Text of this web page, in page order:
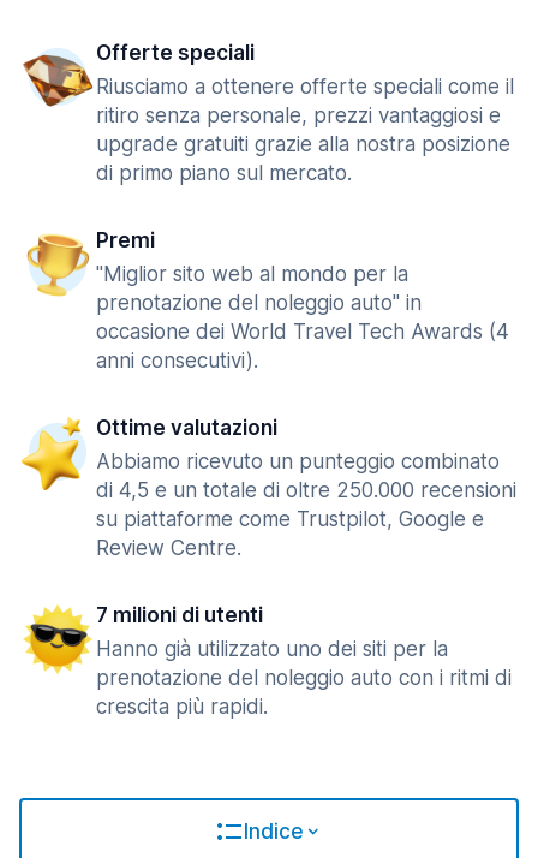
Offerte speciali
Riusciamo a ottenere offerte speciali come il
ritiro senza personale, prezzi vantaggiosi e
upgrade gratuiti grazie alla nostra posizione
di primo piano sul mercato.
Premi
"Miglior sito web al mondo per la
prenotazione del noleggio auto" in
occasione dei World Travel Tech Awards (4
anni consecutivi).
Ottime valutazioni
Abbiamo ricevuto un punteggio combinato
di 4,5 e un totale di oltre 250.000 recensioni
su piattaforme come Trustpilot, Google e
Review Centre.
7 milioni di utenti
Hanno già utilizzato uno dei siti per la
prenotazione del noleggio auto con i ritmi di
crescita più rapidi.
Indice